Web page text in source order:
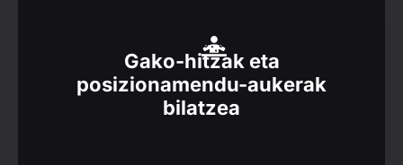
Gako-hitzak eta
posizionamendu-aukerak
bilatzea